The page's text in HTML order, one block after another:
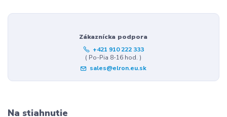
Zákaznícka podpora
+421 910 222 333
( Po-Pia 8-16 hod. )
sales@elron.eu.sk
Na stiahnutie